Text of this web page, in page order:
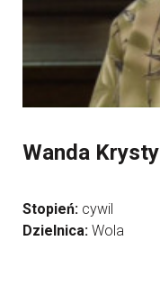
Wanda
Stopień: cywil
Dzielnica: Wola